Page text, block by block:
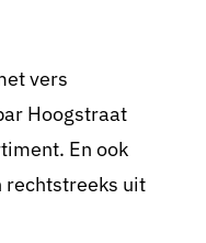
vers
Hoogstraat
En ook
rechtstreeks uit